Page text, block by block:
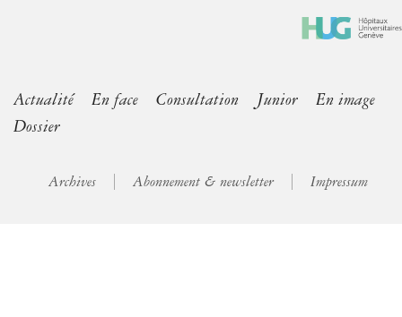
Actualité En face Consultation Junior
En image
Dossier
Archives Abonnement & newsletter Impressum